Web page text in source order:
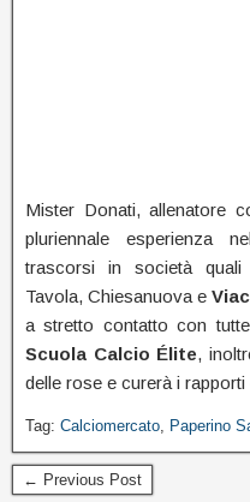
Mister Donati, allenatore
pluriennale esperienza
trascorsi in società quali
Tavola, Chiesanuova e
a stretto contatto con
Scuola Calcio Élite,
delle rose e curerà i
Tag: Calciomercato Paperino
← Previous Post